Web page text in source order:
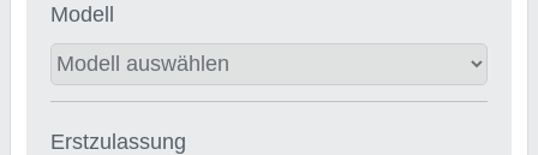
Modell
Erstzulassung